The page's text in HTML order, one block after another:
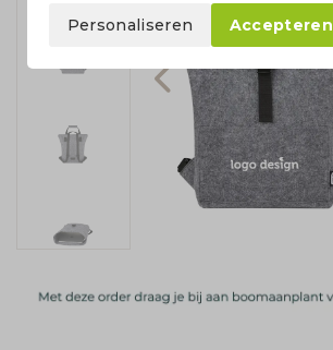
Personaliseren Accepteren